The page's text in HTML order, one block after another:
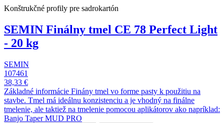
Konštrukčné profily pre sadrokartón
SEMIN Finálny tmel CE 78 Perfect Light
- 20 kg
SEMIN
107461
38,33 €
Základné informácie Finány tmel vo forme pasty k použitiu na
stavbe. Tmel má ideálnu konzistenciu a je vhodný na finálne
tmelenie, ale taktiež na tmelenie pomocou aplikátorov ako napríklad:
Banjo Taper MUD PRO